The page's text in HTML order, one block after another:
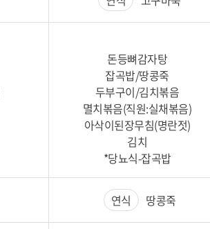
돈등뼈감자탕
잡곡밥/땅콩죽
두부구이/김치볶음
멸치볶음(직원:실채볶음)
아삭이된장무침(명란젓)
김치
*당뇨식-잡곡밥
연식 땅콩죽